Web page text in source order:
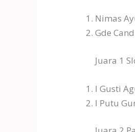
Nimas
Gde
Juara 1
I Gusti
I Putu